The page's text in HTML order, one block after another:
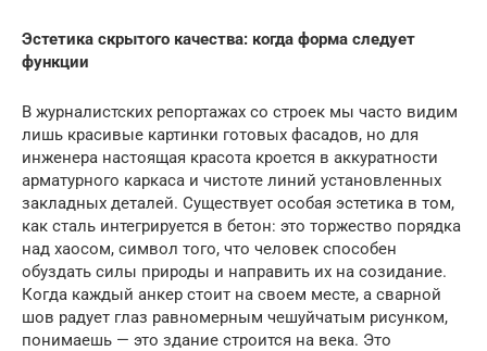
Эстетика скрытого качества: когда форма следует
функции
В журналистских репортажах со строек мы часто видим
лишь красивые картинки готовых фасадов, но для
инженера настоящая красота кроется в аккуратности
арматурного каркаса и чистоте линий установленных
закладных деталей. Существует особая эстетика в том,
как сталь интегрируется в бетон: это торжество порядка
над хаосом, символ того, что человек способен
обуздать силы природы и направить их на созидание.
Когда каждый анкер стоит на своем месте, а сварной
шов радует глаз равномерным чешуйчатым рисунком,
понимаешь — это здание строится на века. Это